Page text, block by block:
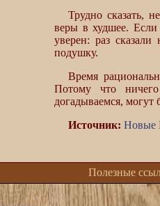
Трудно сказать,
веры в худшее.
уверен: раз
подушку.
Время
Потому что
догадываемся,
Источник: Новые
Полезные